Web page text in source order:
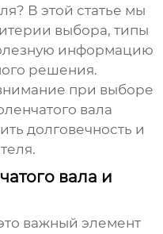
? В этой статье мы
выбора, типы
информацию
решения.
при выборе
вала
долговечность и
вала и
важный элемент